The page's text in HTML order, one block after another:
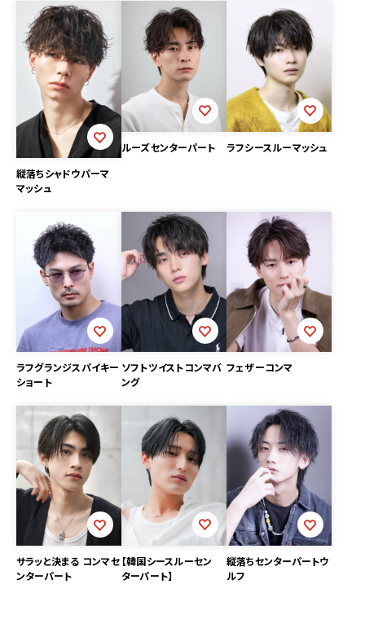
縦落ちシャドウパーマ
マッシュ
ルーズセンターパート ラフシースルーマッシュ
ラフグランジスパイキー
ショート
ソフトツイストコンマバ
ング
フェザーコンマ
サラッと決まる コンマセ
ンターパート
【韓国シースルーセン
ターパート】
縦落ちセンターパートウ
ルフ